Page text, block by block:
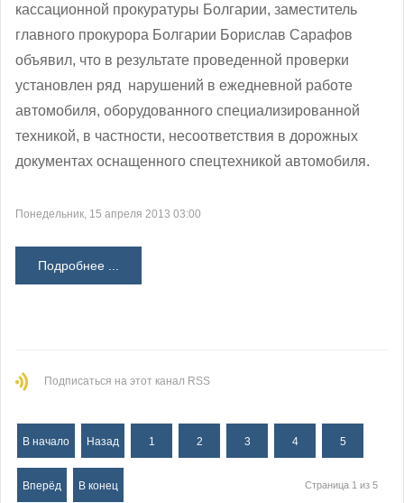
кассационной прокуратуры Болгарии, заместитель
главного прокурора Болгарии Борислав Сарафов
объявил, что в результате проведенной проверки
установлен ряд нарушений в ежедневной работе
автомобиля, оборудованного специализированной
техникой, в частности, несоответствия в дорожных
документах оснащенного спецтехникой автомобиля.
Понедельник, 15 апреля 2013 03:00
Подробнее ...
Подписаться на этот канал RSS
В начало Назад 1 2 3 4 5
Вперёд В конец Страница 1 из 5